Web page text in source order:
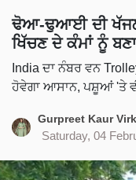
ਢੋਆ-ਢੁਆਈ ਦੀ
ਖਿੱਚਣ ਦੇ ਕੰਮਾਂ ਨੂੰ
India ਦਾ ਨੰਬਰ ਵਨ
ਹੋਵੇਗਾ ਆਸਾਨ, ਪਸ਼ੂਆਂ 'ਤੇ
Gurpreet Kaur Virk
Saturday, 04